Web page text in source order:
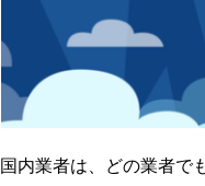
国内業者は、どの業者で